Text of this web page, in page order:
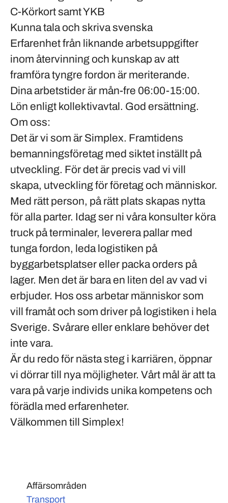
C-Körkort samt YKB
Kunna tala och skriva svenska
Erfarenhet från liknande arbetsuppgifter
inom återvinning och kunskap av att
framföra tyngre fordon är meriterande.
Dina arbetstider är mån-fre 06:00-15:00.
Lön enligt kollektivavtal . God ersättning.
Om oss:
Det är vi som är Simplex. Framtidens
bemanningsföretag med siktet inställt på
utveckling. För det är precis vad vi vill
skapa, utveckling för företag och människor.
Med rätt person, på rätt plats skapas nytta
för alla parter. Idag ser ni våra konsulter köra
truck på terminaler, leverera pallar med
tunga fordon, leda logistiken på
byggarbetsplatser eller packa orders på
lager. Men det är bara en liten del av vad vi
erbjuder. Hos oss arbetar människor som
vill framåt och som driver på logistiken i hela
Sverige. Svårare eller enklare behöver det
inte vara.
Är du redo för nästa steg i karriären, öppnar
vi dörrar till nya möjligheter. Vårt mål är att ta
vara på varje individs unika kompetens och
förädla med erfarenheter.
Välkommen till Simplex!
Affärsområden
Transport